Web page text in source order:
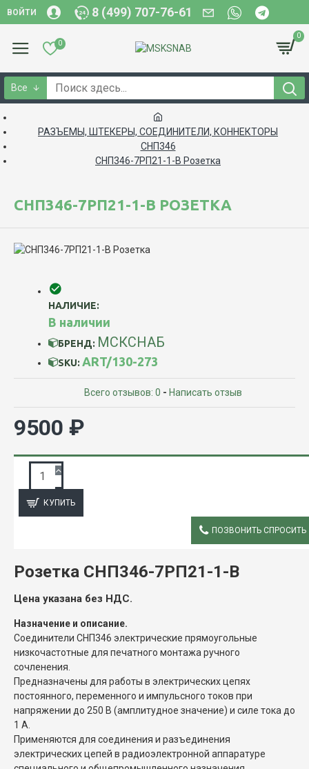
ВОЙТИ 8 (499) 707-76-61
0
0
Все
РАЗЪЕМЫ, ШТЕКЕРЫ, СОЕДИНИТЕЛИ, КОННЕКТОРЫ
СНП346
СНП346-7РП21-1-В Розетка
СНП346-7РП21-1-В РОЗЕТКА
НАЛИЧИЕ:
В наличии
БРЕНД: МСКСНАБ
SKU: ART/130-273
Всего отзывов: 0 - Написать отзыв
9500 ₽
КУПИТЬ
ПОЗВОНИТЬ СПРОСИТЬ
Розетка СНП346-7РП21-1-В
Цена указана без НДС.
Назначение и описание.
Соединители СНП346 электрические прямоугольные
низкочастотные для печатного монтажа ручного
сочленения.
Предназначены для работы в электрических цепях
постоянного, переменного и импульсного токов при
напряжении до 250 В (амплитудное значение) и силе тока до
1 А.
Применяются для соединения и разъединения
электрических цепей в радиоэлектронной аппаратуре